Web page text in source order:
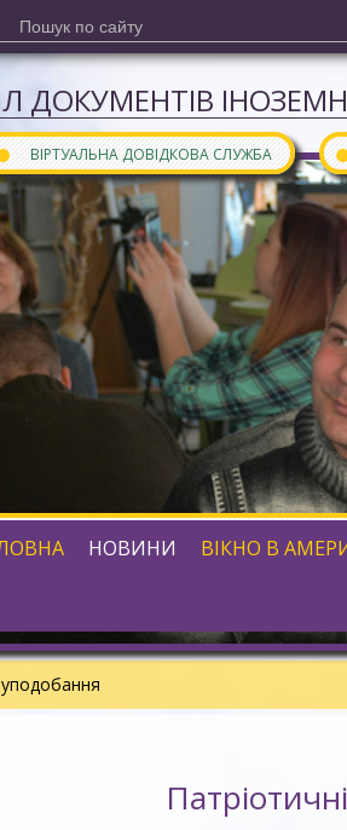
ДОКУМЕНТІВ
ВІРТУАЛЬНА ДОВІДКОВА СЛУЖБА
мовами є частиною
НОВИНИ ВІКНО В
уподобання